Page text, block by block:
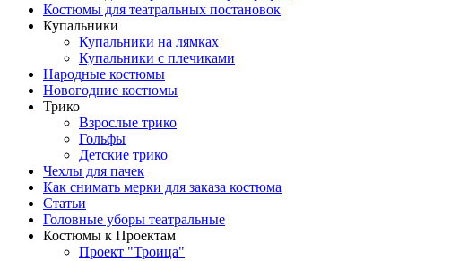
Костюмы для театральных постановок
Купальники
Купальники на лямках
Купальники с плечиками
Народные костюмы
Новогодние костюмы
Трико
Взрослые трико
Гольфы
Детские трико
Чехлы для пачек
Как снимать мерки для заказа костюма
Статьи
Головные уборы театральные
Костюмы к Проектам
Проект "Троица"